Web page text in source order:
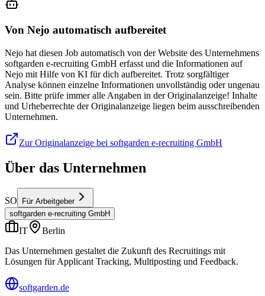
Von Nejo automatisch aufbereitet
Nejo hat diesen Job automatisch von der Website des Unternehmens
softgarden e-recruiting GmbH erfasst und die Informationen auf
Nejo mit Hilfe von KI für dich aufbereitet. Trotz sorgfältiger
Analyse können einzelne Informationen unvollständig oder ungenau
sein. Bitte prüfe immer alle Angaben in der Originalanzeige! Inhalte
und Urheberrechte der Originalanzeige liegen beim ausschreibenden
Unternehmen.
Zur Originalanzeige bei softgarden e-recruiting GmbH
Über das Unternehmen
SO
Für Arbeitgeber
softgarden e-recruiting GmbH
IT
Berlin
Das Unternehmen gestaltet die Zukunft des Recruitings mit
Lösungen für Applicant Tracking, Multiposting und Feedback.
softgarden.de